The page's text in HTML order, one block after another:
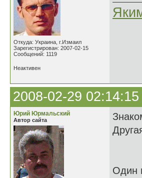
Откуда: Украина, г.Измаил
Зарегистрирован: 2007-02-15
Сообщений: 1119
Неактивен
2008-02-29 02:14:15
Юрий Юрмальский
Автор сайта
Один